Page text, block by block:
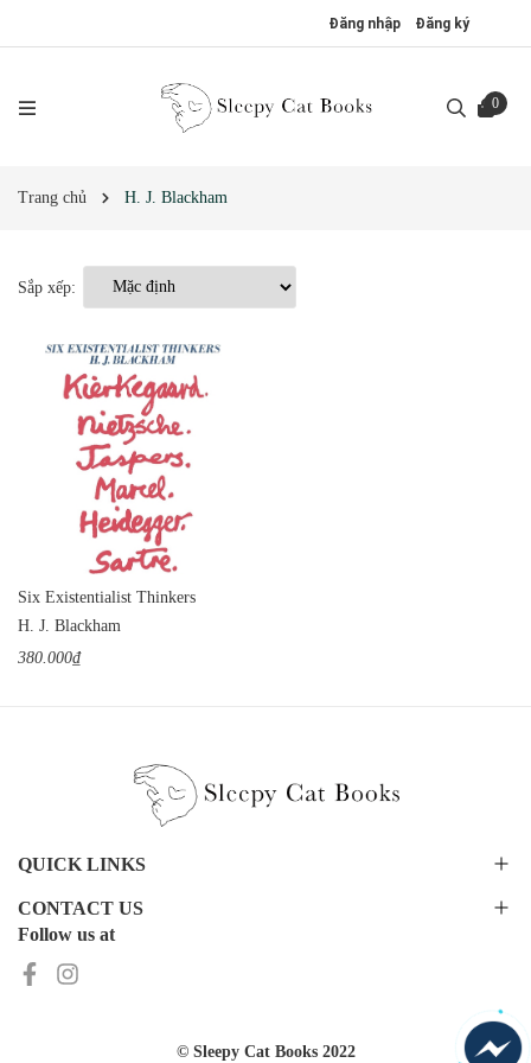
Đăng nhập Đăng ký
0
Trang chủ H. J. Blackham
Sắp xếp:
Six Existentialist Thinkers
H. J. Blackham
380.000₫
QUICK LINKS
CONTACT US
Follow us at
© Sleepy Cat Books 2022